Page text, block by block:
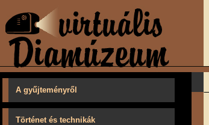
A gyűjteményről
Történet és technikák